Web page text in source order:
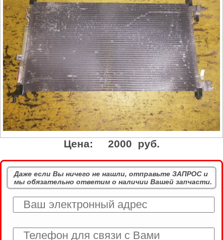
Цена: 2000 руб.
Даже если Вы ничего не нашли, отправьте ЗАПРОС и
мы обязательно ответим о наличии Вашей запчасти.